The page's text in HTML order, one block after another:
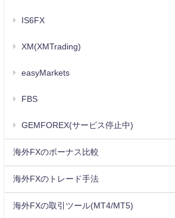
IS6FX
XM(XMTrading)
easyMarkets
FBS
GEMFOREX(サービス停止中)
海外FXのボーナス比較
海外FXのトレード手法
海外FXの取引ツール(MT4/MT5)